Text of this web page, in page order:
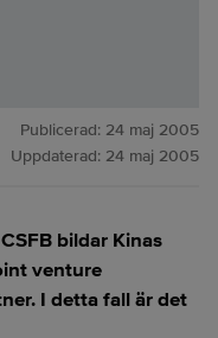
Publicerad: 24 maj 2005
Uppdaterad: 24 maj 2005
bildar Kinas
venture
I detta fall är det